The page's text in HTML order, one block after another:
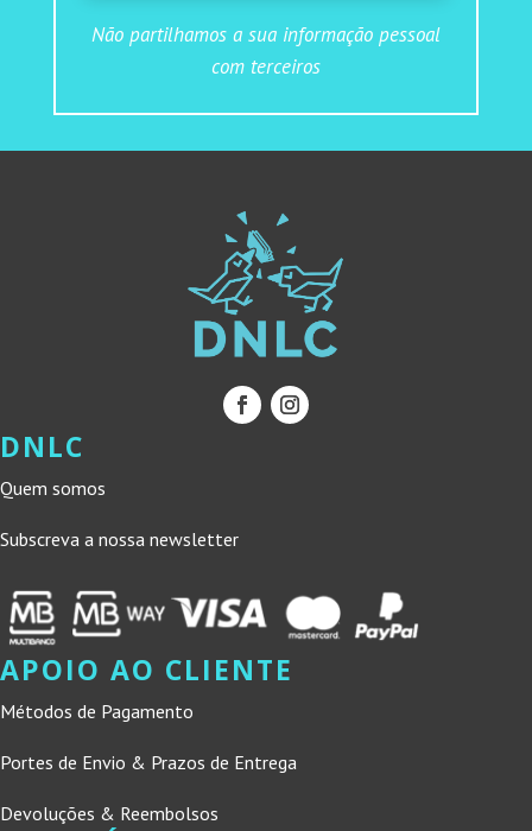
Não partilhamos a sua informação pessoal
com terceiros
DNLC
Quem somos
Subscreva a nossa newsletter
APOIO AO CLIENTE
Métodos de Pagamento
Portes de Envio & Prazos de Entrega
Devoluções & Reembolsos